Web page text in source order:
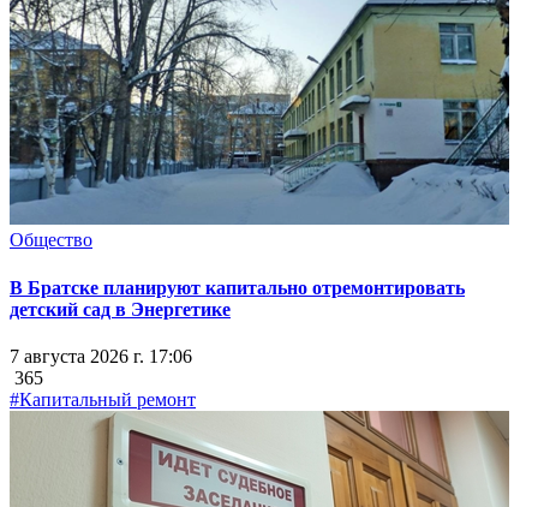
Общество
В Братске планируют капитально отремонтировать
детский сад в Энергетике
7 августа 2026 г. 17:06
365
#Капитальный ремонт